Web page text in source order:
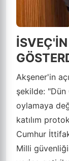
Akşener'in
şekilde:
oylamaya
katılım
Cumhur
Milli